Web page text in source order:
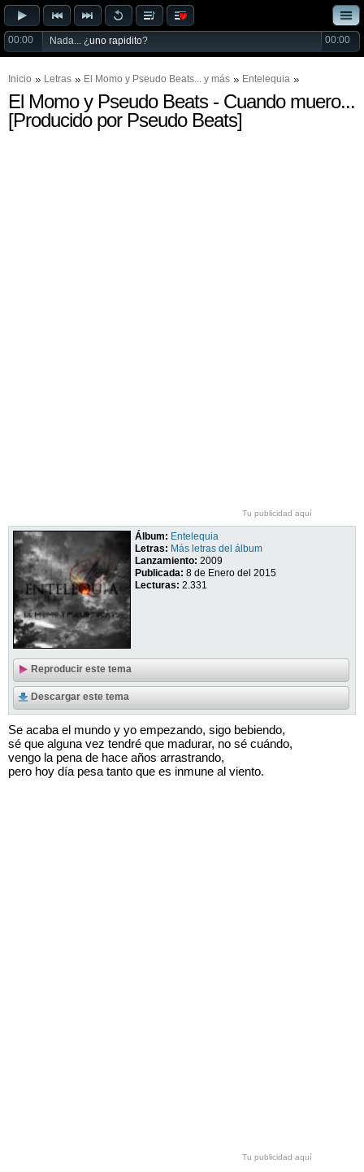
00:00 Nada... ¿uno rapidito? 00:00
Inicio Letras El Momo y Pseudo Beats... y más Entelequia
El Momo y Pseudo Beats - Cuando muero...
[Producido por Pseudo Beats]
Tu publicidad aquí
Álbum: Entelequia
Letras: Más letras del álbum
Lanzamiento: 2009
Publicada: 8 de Enero del 2015
Lecturas: 2.331
Reproducir este tema
Descargar este tema
Se acaba el mundo y yo empezando, sigo bebiendo,
sé que alguna vez tendré que madurar, no sé cuándo,
vengo la pena de hace años arrastrando,
pero hoy día pesa tanto que es inmune al viento.
Tu publicidad aquí